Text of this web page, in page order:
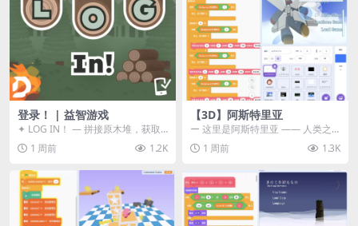
登录！ | 益智游戏
✦ LOG IN！ — 拼接原木堆，获取
分数！ ᑕ☲◎ ᑕ☲◎ ᑕ☲◎ ᑕ☲◎ ...
1 周前 1.2K
【3D】阿斯特里亚
ー 这里是阿斯特里亚 —— 人类之
罪与未来希望交汇之地 📖 游戏简
介 《阿斯特里...
1 周前 1.3K